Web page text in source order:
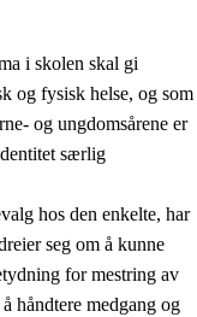
danning
i skolen skal gi
og fysisk helse, og som
og ungdomsårene er
særlig
hos den enkelte, har
seg om å kunne
for mestring av
håndtere medgang og